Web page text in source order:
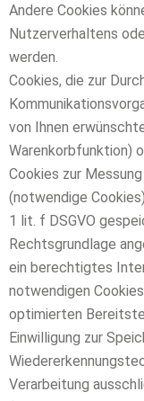
Andere Cookies
Nutzerverhaltens
werden.
Cookies, die zur
von Ihnen
Warenkorbfunktion)
Cookies zur
(notwendige
1 lit. f DSGVO
Rechtsgrundlage
ein berechtigtes
notwendigen
optimierten
Einwilligung zur
Verarbeitung